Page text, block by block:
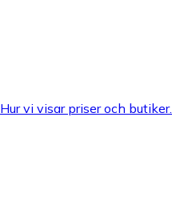
Hur vi visar priser och butiker.